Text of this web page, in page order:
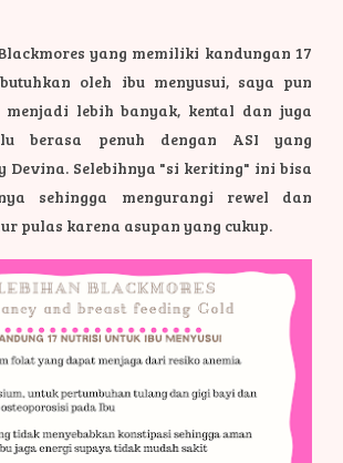
yang memiliki kandungan 17
oleh ibu menyusui, saya pun
menjadi lebih banyak, kental dan juga
berasa penuh dengan ASI yang
Devina. Selebihnya "si keriting" ini bisa
sehingga mengurangi rewel dan
pulas karena asupan yang cukup.